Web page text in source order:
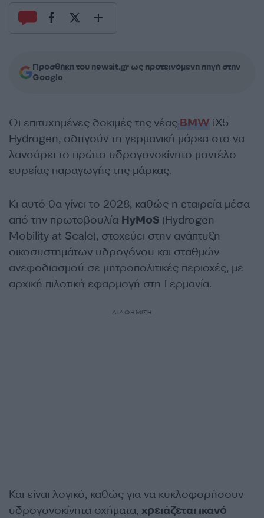
Προσθήκη του newsit.gr ως προτεινόμενη πηγή στην
Google
Οι επιτυχημένες δοκιμές της νέας BMW iX5
Hydrogen, οδηγούν τη γερμανική μάρκα στο να
λανσάρει το πρώτο υδρογονοκίνητο μοντέλο
ευρείας παραγωγής της μάρκας.
Κι αυτό θα γίνει το 2028, καθώς η εταιρεία μέσα
από την πρωτοβουλία HyMoS (Hydrogen
Mobility at Scale), στοχεύει στην ανάπτυξη
οικοσυστημάτων υδρογόνου και σταθμών
ανεφοδιασμού σε μητροπολιτικές περιοχές, με
αρχική πιλοτική εφαρμογή στη Γερμανία.
ΔΙΑΦΗΜΙΣΗ
Και είναι λογικό, καθώς για να κυκλοφορήσουν
υδρογονοκίνητα οχήματα, χρειάζεται ικανό